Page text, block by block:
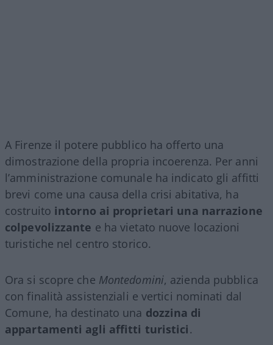
A Firenze il potere pubblico ha offerto una
dimostrazione della propria incoerenza. Per anni
l’amministrazione comunale ha indicato gli affitti
brevi come una causa della crisi abitativa, ha
costruito intorno ai proprietari una narrazione
colpevolizzante e ha vietato nuove locazioni
turistiche nel centro storico.
Ora si scopre che Montedomini, azienda pubblica
con finalità assistenziali e vertici nominati dal
Comune, ha destinato una dozzina di
appartamenti agli affitti turistici.